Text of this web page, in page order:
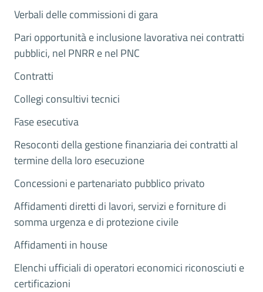
Verbali delle commissioni di gara
Pari opportunità e inclusione lavorativa nei contratti
pubblici, nel PNRR e nel PNC
Contratti
Collegi consultivi tecnici
Fase esecutiva
Resoconti della gestione finanziaria dei contratti al
termine della loro esecuzione
Concessioni e partenariato pubblico privato
Affidamenti diretti di lavori, servizi e forniture di
somma urgenza e di protezione civile
Affidamenti in house
Elenchi ufficiali di operatori economici riconosciuti e
certificazioni